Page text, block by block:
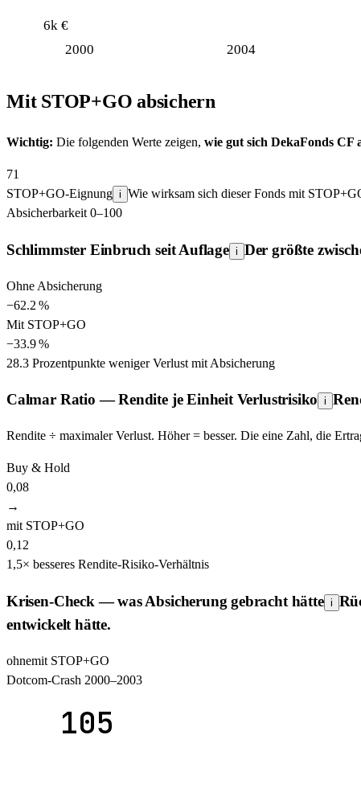
6k €
2000 2004
Mit STOP+GO absichern
Wichtig: Die folgenden Werte zeigen, wie gut sich DekaFonds CF
71
STOP+GO-Eignung i Wie wirksam sich dieser Fonds mit
Absicherbarkeit 0–100
Schlimmster Einbruch seit Auflage i Der größte
Ohne Absicherung
−62.2 %
Mit STOP+GO
−33.9%
28.3 Prozentpunkte weniger Verlust mit Absicherung
Calmar Ratio — Rendite je Einheit Verlustrisiko i
Rendite ÷ maximaler Verlust. Höher = besser. Die eine Zahl, die
Buy & Hold
0,08
→
mit STOP+GO
0,12
1,5× besseres Rendite-Risiko-Verhältnis
Krisen-Check — was Absicherung gebracht hätte i
entwickelt hätte.
ohnemit STOP+GO
Dotcom-Crash 2000–2003
105